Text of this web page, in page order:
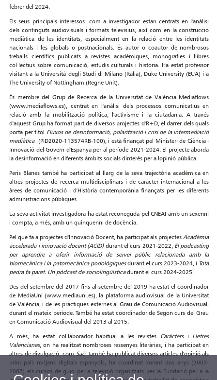
febrer del 2024.
Els seus principals interessos com a investigador estan centrats en l'anàlisi
dels continguts audiovisuals i formats televisius, així com en la construcció
mediàtica de les identitats, especialment en la relació entre les identitats
nacionals i les globals o postnacionals. És autor o coautor de nombrosos
treballs científics publicats a revistes acadèmiques, monografies i llibres
col·lectius sobre comunicació, estudis culturals i història. Ha estat professor
visitant a la Università degli Studi di Milano (Itàlia), Duke University (EUA) i a
The University of Nottingham (Regne Unit).
És membre del Grup de Recerca de la Universitat de València Mediaflows
(www.mediaflows.es), centrat en l'anàlisi dels processos comunicatius en
relació amb la mobilització política, l'activisme i la ciutadania. A través
d'aquest Grup ha format part de diversos projectes d'R+D, el darrer dels quals
porta per títol Fluxos de desinformació, polarització i crisi de la intermediació
mediàtica (PID2020-113574RB-100), i està finançat pel Ministeri de Ciència i
Innovació del Govern d'Espanya per al període 2021-2024. El projecte aborda
la desinformació en diferents àmbits socials dinterès per a lopinió pública.
Peris Blanes també ha participat al llarg de la seva trajectòria acadèmica en
altres projectes de recerca multidisciplinars i de caràcter internacional a les
àrees de comunicació i d'Història contemporània finançats per les diferents
administracions públiques.
La seva activitat investigadora ha estat reconeguda pel CNEAI amb un sexenni
i compta, a més, amb un quinquenni de docència.
Pel que fa a projectes d'Innovació Docent, ha participat als projectes Acadèmia
accelerada i innovació docent (ACID)durant el curs 2021-2022, El podcasting
per aprendre a oferir informació de servei públic relacionada amb la
biomecànica i la patomecànica podològiquesdurant el curs 2023-2024, i Tota
pedra fa paret. Un pòdcast de sociolingüísticadurant el curs 2024-2025.
Des del setembre del 2017 fins al setembre del 2019 ha estat el coordinador
de MediaUni (www.mediauni.es), la plataforma audiovisual de la Universitat
de València, i de les pràctiques externes al Grau de Comunicació Audiovisual,
durant el mateix període. També ha estat coordinador de Segon curs del Grau
en Comunicació Audiovisual del 2013 al 2015.
A més, ha estat col·laborador habitual a les revistes Caràctersi Lletres
Valencianes, on ha realitzat nombroses ressenyes literàries, i ha participat en
altres de divulgació, com Saó. També ha publicat diversos articles d'opinió als
principals mitjans digitals espanyols, ha coordinat durant dos anys (2005-
2007) els cursos de guió per a televisió organitzats per la Fundació per a la